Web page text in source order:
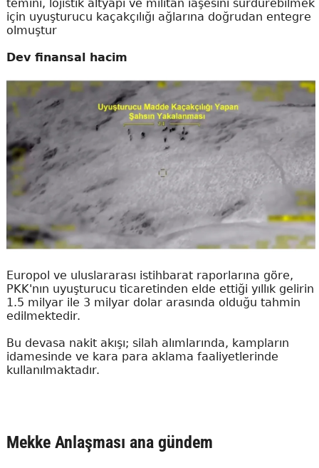
temini, lojistik altyapı ve militan iaşesini sürdürebilmek
için uyuşturucu kaçakçılığı ağlarına doğrudan entegre
olmuştur
Dev finansal hacim
Europol ve uluslararası istihbarat raporlarına göre,
PKK'nın uyuşturucu ticaretinden elde ettiği yıllık gelirin
1.5 milyar ile 3 milyar dolar arasında olduğu tahmin
edilmektedir.
Bu devasa nakit akışı; silah alımlarında, kampların
idamesinde ve kara para aklama faaliyetlerinde
kullanılmaktadır.
Mekke Anlaşması ana gündem